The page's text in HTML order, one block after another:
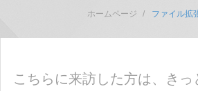
ホームページ ファイル拡
こちらに来訪した方は、き